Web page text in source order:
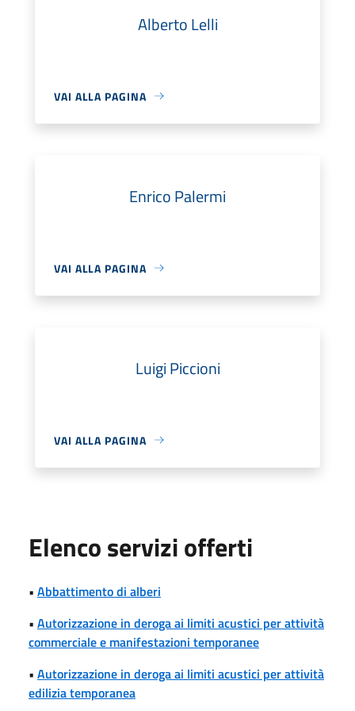
Alberto Lelli
VAI ALLA PAGINA
Enrico Palermi
VAI ALLA PAGINA
Luigi Piccioni
VAI ALLA PAGINA
Elenco servizi offerti
• Abbattimento di alberi
• Autorizzazione in deroga ai limiti acustici per attività
commerciale e manifestazioni temporanee
• Autorizzazione in deroga ai limiti acustici per attività
edilizia temporanea